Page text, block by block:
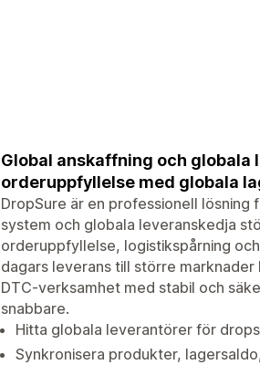
Global anskaffning och globala
orderuppfyllelse med globala
DropSure är en professionell lösning
system och globala leveranskedja
orderuppfyllelse, logistikspårning
dagars leverans till större
DTC-verksamhet med stabil och
snabbare.
Hitta globala leverantörer för
Synkronisera produkter,